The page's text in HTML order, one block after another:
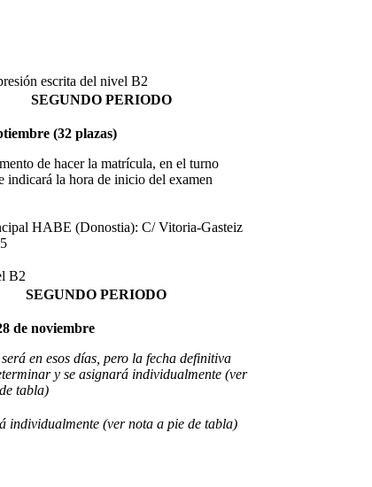
escrita del nivel B2
SEGUNDO PERIODO
(32 plazas)
de hacer la matrícula, en el turno
indicará la hora de inicio del examen
HABE (Donostia): C/ Vitoria-Gasteiz
B2
SEGUNDO PERIODO
de noviembre
en esos días, pero la fecha definitiva
y se asignará individualmente (ver
tabla)
individualmente (ver nota a pie de tabla)